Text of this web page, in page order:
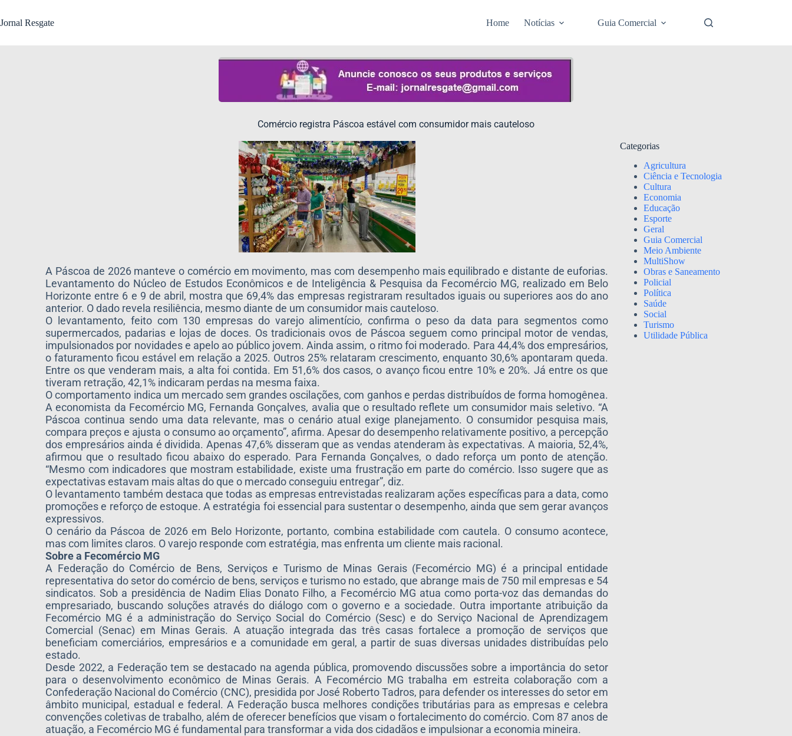
Jornal Resgate Home Notícias Guia Comercial
Comércio registra Páscoa estável com consumidor mais cauteloso
A Páscoa de 2026 manteve o comércio em movimento, mas com desempenho mais equilibrado e distante de euforias.
Levantamento do Núcleo de Estudos Econômicos e de Inteligência & Pesquisa da Fecomércio MG, realizado em Belo
Horizonte entre 6 e 9 de abril, mostra que 69,4% das empresas registraram resultados iguais ou superiores aos do ano
anterior. O dado revela resiliência, mesmo diante de um consumidor mais cauteloso.
O levantamento, feito com 130 empresas do varejo alimentício, confirma o peso da data para segmentos como
supermercados, padarias e lojas de doces. Os tradicionais ovos de Páscoa seguem como principal motor de vendas,
impulsionados por novidades e apelo ao público jovem. Ainda assim, o ritmo foi moderado. Para 44,4% dos empresários,
o faturamento ficou estável em relação a 2025. Outros 25% relataram crescimento, enquanto 30,6% apontaram queda.
Entre os que venderam mais, a alta foi contida. Em 51,6% dos casos, o avanço ficou entre 10% e 20%. Já entre os que
tiveram retração, 42,1% indicaram perdas na mesma faixa.
O comportamento indica um mercado sem grandes oscilações, com ganhos e perdas distribuídos de forma homogênea.
A economista da Fecomércio MG, Fernanda Gonçalves, avalia que o resultado reflete um consumidor mais seletivo. “A
Páscoa continua sendo uma data relevante, mas o cenário atual exige planejamento. O consumidor pesquisa mais,
compara preços e ajusta o consumo ao orçamento”, afirma. Apesar do desempenho relativamente positivo, a percepção
dos empresários ainda é dividida. Apenas 47,6% disseram que as vendas atenderam às expectativas. A maioria, 52,4%,
afirmou que o resultado ficou abaixo do esperado. Para Fernanda Gonçalves, o dado reforça um ponto de atenção.
“Mesmo com indicadores que mostram estabilidade, existe uma frustração em parte do comércio. Isso sugere que as
expectativas estavam mais altas do que o mercado conseguiu entregar”, diz.
O levantamento também destaca que todas as empresas entrevistadas realizaram ações específicas para a data, como
promoções e reforço de estoque. A estratégia foi essencial para sustentar o desempenho, ainda que sem gerar avanços
expressivos.
O cenário da Páscoa de 2026 em Belo Horizonte, portanto, combina estabilidade com cautela. O consumo acontece,
mas com limites claros. O varejo responde com estratégia, mas enfrenta um cliente mais racional.
Sobre a Fecomércio MG
A Federação do Comércio de Bens, Serviços e Turismo de Minas Gerais (Fecomércio MG) é a principal entidade
representativa do setor do comércio de bens, serviços e turismo no estado, que abrange mais de 750 mil empresas e 54
sindicatos. Sob a presidência de Nadim Elias Donato Filho, a Fecomércio MG atua como porta-voz das demandas do
empresariado, buscando soluções através do diálogo com o governo e a sociedade. Outra importante atribuição da
Fecomércio MG é a administração do Serviço Social do Comércio (Sesc) e do Serviço Nacional de Aprendizagem
Comercial (Senac) em Minas Gerais. A atuação integrada das três casas fortalece a promoção de serviços que
beneficiam comerciários, empresários e a comunidade em geral, a partir de suas diversas unidades distribuídas pelo
estado.
Desde 2022, a Federação tem se destacado na agenda pública, promovendo discussões sobre a importância do setor
para o desenvolvimento econômico de Minas Gerais. A Fecomércio MG trabalha em estreita colaboração com a
Confederação Nacional do Comércio (CNC), presidida por José Roberto Tadros, para defender os interesses do setor em
âmbito municipal, estadual e federal. A Federação busca melhores condições tributárias para as empresas e celebra
convenções coletivas de trabalho, além de oferecer benefícios que visam o fortalecimento do comércio. Com 87 anos de
atuação, a Fecomércio MG é fundamental para transformar a vida dos cidadãos e impulsionar a economia mineira.
Categorias
Agricultura
Ciência e Tecnologia
Cultura
Economia
Educação
Esporte
Geral
Guia Comercial
Meio Ambiente
MultiShow
Obras e Saneamento
Policial
Política
Saúde
Social
Turismo
Utilidade Pública